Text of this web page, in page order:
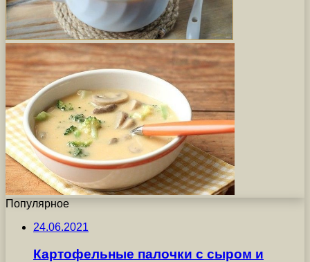
Популярное
24.06.2021
Картофельные палочки с сыром и